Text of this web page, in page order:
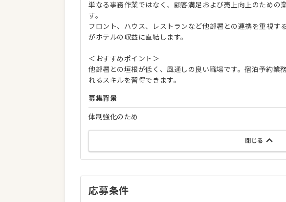
単なる事務作業ではなく、顧客満足および売上向上のための
す。
フロント、ハウス、レストランなど他部署との連携を重視す
がホテルの収益に直結します。
＜おすすめポイント＞
他部署との垣根が低く、風通しの良い職場です。宿泊予約業
れるスキルを習得できます。
募集背景
体制強化のため
閉じる
応募条件